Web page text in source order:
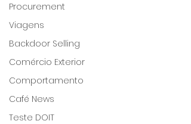
Procurement
Viagens
Backdoor Selling
Comércio Exterior
Comportamento
Café News
Teste DOIT